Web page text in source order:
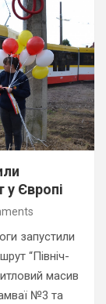
Європі
запустили
“Північ-
масив
№3 та